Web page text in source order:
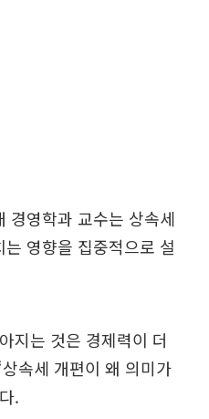
경영학과 교수는 상속세
영향을 집중적으로 설
지는 것은 경제력이 더
속세 개편이 왜 의미가
.